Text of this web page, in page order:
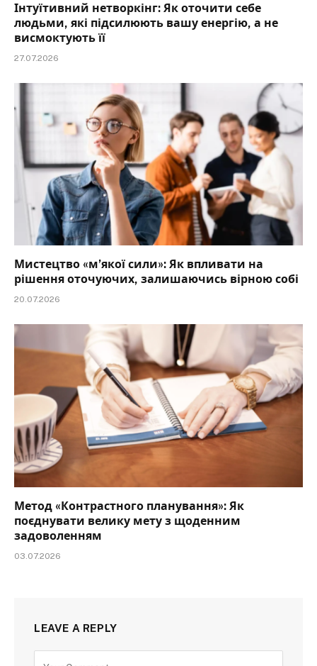
Інтуїтивний нетворкінг: Як оточити себе
людьми, які підсилюють вашу енергію, а не
висмоктують її
27.07.2026
Мистецтво «м’якої сили»: Як впливати на
рішення оточуючих, залишаючись вірною собі
20.07.2026
Метод «Контрастного планування»: Як
поєднувати велику мету з щоденним
задоволенням
03.07.2026
LEAVE A REPLY